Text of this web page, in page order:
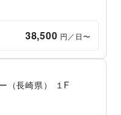
38,500 円／日〜
（長崎県） １F